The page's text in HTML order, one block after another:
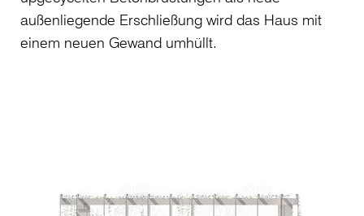
außenliegende Erschließung wird das Haus mit
einem neuen Gewand umhüllt.